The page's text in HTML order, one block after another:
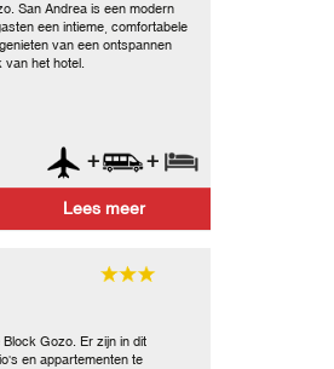
San Andrea is een modern
een intieme, comfortabele
van een ontspannen
het hotel.
+ +
Lees meer
Block Gozo. Er zijn in dit
en appartementen te